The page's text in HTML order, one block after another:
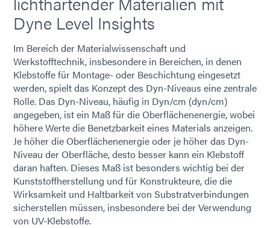
Dyne Level Insights
Im Bereich der Materialwissenschaft und
Werkstofftechnik, insbesondere in Bereichen, in denen
Klebstoffe für Montage- oder Beschichtung eingesetzt
werden, spielt das Konzept des Dyn-Niveaus eine zentrale
Rolle. Das Dyn-Niveau, häufig in Dyn/cm (dyn/cm)
angegeben, ist ein Maß für die Oberflächenenergie, wobei
höhere Werte die Benetzbarkeit eines Materials anzeigen.
Je höher die Oberflächenenergie oder je höher das Dyn-
Niveau der Oberfläche, desto besser kann ein Klebstoff
daran haften. Dieses Maß ist besonders wichtig bei der
Kunststoffherstellung und für Konstrukteure, die die
Wirksamkeit und Haltbarkeit von Substratverbindungen
sicherstellen müssen, insbesondere bei der Verwendung
von UV-Klebstoffe.